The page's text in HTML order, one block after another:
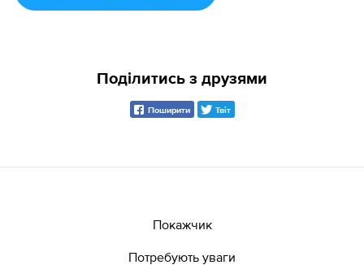
Поділитись з друзями
Поширити Твіт
Покажчик
Потребують уваги